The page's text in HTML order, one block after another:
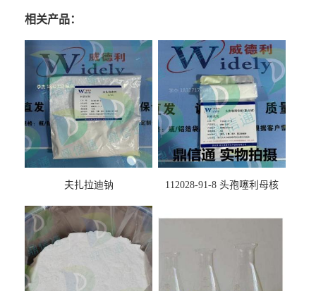
相关产品：
夫扎拉迪钠
112028-91-8 头孢噻利母核